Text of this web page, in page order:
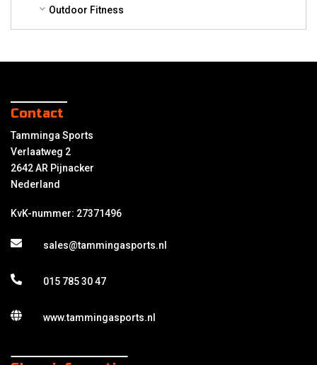
Outdoor Fitness
Contact
Tamminga Sports
Verlaatweg 2
2642 AR Pijnacker
Nederland
KvK-nummer: 27371496
sales@tammingasports.nl
015 785 30 47
www.tammingasports.nl